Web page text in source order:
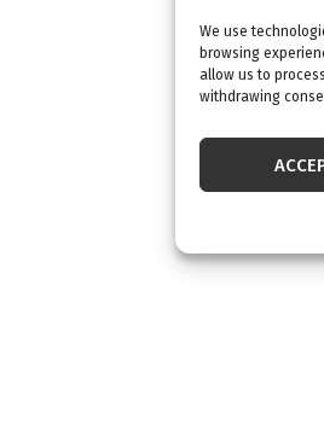
We use
browsing
allow us to
withdrawing